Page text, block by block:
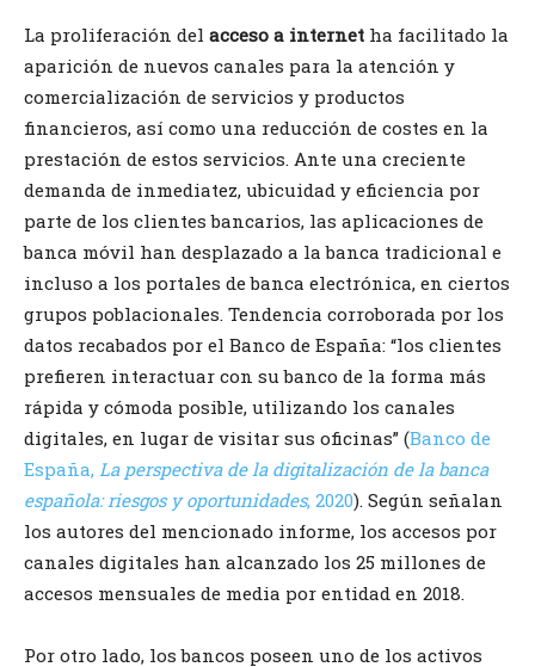
La proliferación del acceso a internet ha facilitado la
aparición de nuevos canales para la atención y
comercialización de servicios y productos
financieros, así como una reducción de costes en la
prestación de estos servicios. Ante una creciente
demanda de inmediatez, ubicuidad y eficiencia por
parte de los clientes bancarios, las aplicaciones de
banca móvil han desplazado a la banca tradicional e
incluso a los portales de banca electrónica, en ciertos
grupos poblacionales. Tendencia corroborada por los
datos recabados por el Banco de España: “los clientes
prefieren interactuar con su banco de la forma más
rápida y cómoda posible, utilizando los canales
digitales, en lugar de visitar sus oficinas” (Banco de
España, La perspectiva de la digitalización de la banca
española: riesgos y oportunidades, 2020). Según señalan
los autores del mencionado informe, los accesos por
canales digitales han alcanzado los 25 millones de
accesos mensuales de media por entidad en 2018.
Por otro lado, los bancos poseen uno de los activos